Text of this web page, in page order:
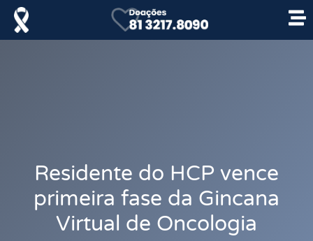
Residente do HCP vence
primeira fase da Gincana
Virtual de Oncologia